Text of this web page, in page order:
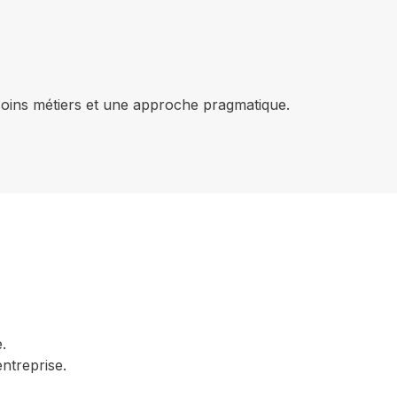
métiers et une approche pragmatique.